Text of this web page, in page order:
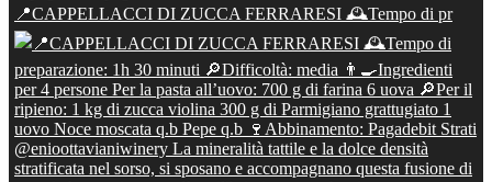
📍CAPPELLACCI DI ZUCCA FERRARESI 🕰Tempo di pr